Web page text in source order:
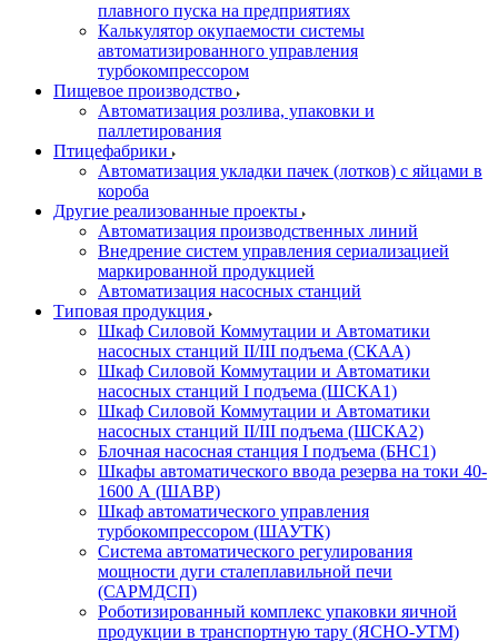
плавного пуска на предприятиях
Калькулятор окупаемости системы
автоматизированного управления
турбокомпрессором
Пищевое производство
Автоматизация розлива, упаковки и
паллетирования
Птицефабрики
Автоматизация укладки пачек (лотков) с яйцами в
короба
Другие реализованные проекты
Автоматизация производственных линий
Внедрение систем управления сериализацией
маркированной продукцией
Автоматизация насосных станций
Типовая продукция
Шкаф Силовой Коммутации и Автоматики
насосных станций II/III подъема (СКАА)
Шкаф Силовой Коммутации и Автоматики
насосных станций I подъема (ШСКА1)
Шкаф Силовой Коммутации и Автоматики
насосных станций II/III подъема (ШСКА2)
Блочная насосная станция I подъема (БНС1)
Шкафы автоматического ввода резерва на токи 40-
1600 А (ШАВР)
Шкаф автоматического управления
турбокомпрессором (ШАУТК)
Система автоматического регулирования
мощности дуги сталеплавильной печи
(САРМДСП)
Роботизированный комплекс упаковки яичной
продукции в транспортную тару (ЯСНО-УТМ)